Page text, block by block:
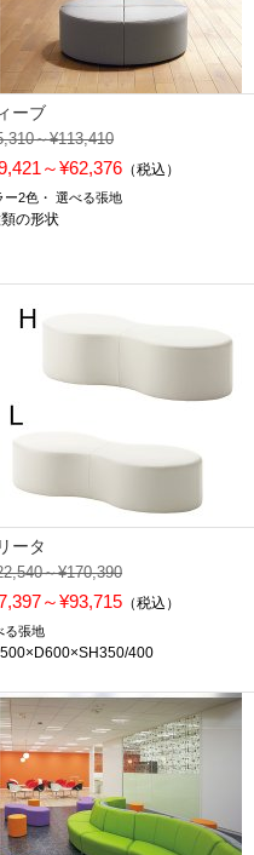
ーブ
～¥113,410
～¥62,376 （税込）
ー2色 選べる張地
の形状
ータ
～¥170,390
～¥93,715 （税込）
る張地
400